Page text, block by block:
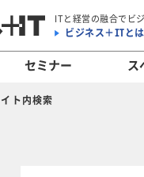
ITと経営の融合でビ
ビジネス＋ITと
セミナー ス
ト内検索